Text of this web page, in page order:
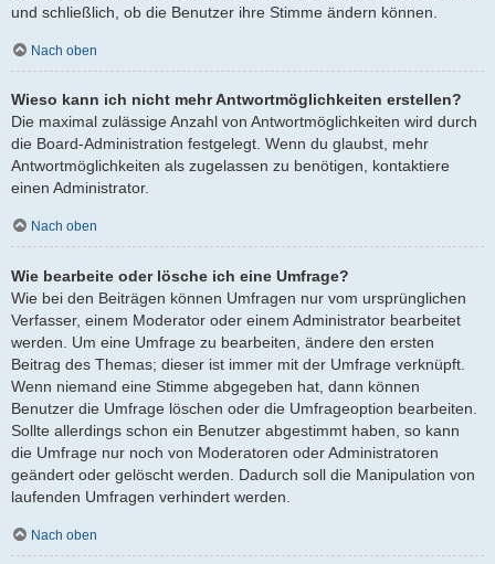
und schließlich, ob die Benutzer ihre Stimme ändern können.
Nach oben
Wieso kann ich nicht mehr Antwortmöglichkeiten erstellen?
Die maximal zulässige Anzahl von Antwortmöglichkeiten wird durch
die Board-Administration festgelegt. Wenn du glaubst, mehr
Antwortmöglichkeiten als zugelassen zu benötigen, kontaktiere
einen Administrator.
Nach oben
Wie bearbeite oder lösche ich eine Umfrage?
Wie bei den Beiträgen können Umfragen nur vom ursprünglichen
Verfasser, einem Moderator oder einem Administrator bearbeitet
werden. Um eine Umfrage zu bearbeiten, ändere den ersten
Beitrag des Themas; dieser ist immer mit der Umfrage verknüpft.
Wenn niemand eine Stimme abgegeben hat, dann können
Benutzer die Umfrage löschen oder die Umfrageoption bearbeiten.
Sollte allerdings schon ein Benutzer abgestimmt haben, so kann
die Umfrage nur noch von Moderatoren oder Administratoren
geändert oder gelöscht werden. Dadurch soll die Manipulation von
laufenden Umfragen verhindert werden.
Nach oben